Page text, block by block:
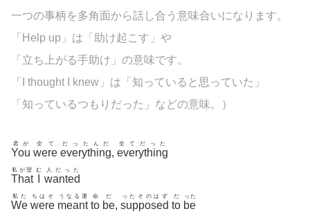
一つの事柄を多角面から話し合う意味合いになります。
「Help up」は「助け起こす」や
「立ち上がる手助け」の意味です。
「I thought I knew」は「知っていると思っていた」
「知っているつもりだった」などの意味。）
You
君が
were
全て
everything
だったんだ
, everything
全てだった
That
私が望 む
wanted
人だった
We
私た
were
ちはそ
meant
うなる運
to
命
be
だ
, supposed
ったそのはず
to
だ
be
った